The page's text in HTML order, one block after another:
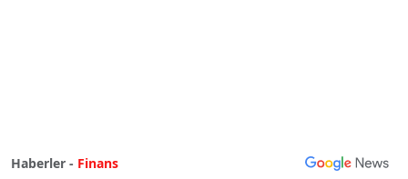
Haberler - Finans